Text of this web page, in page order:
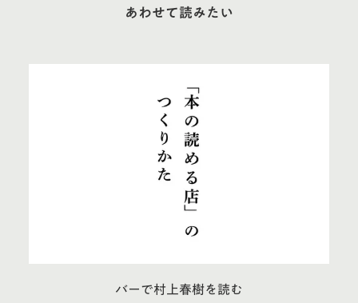
あわせて読みたい
バーで村上春樹を読む